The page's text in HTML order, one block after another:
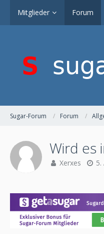
Mitglieder Forum
Sugar-Forum Forum
Wird es
Xerxes 5.